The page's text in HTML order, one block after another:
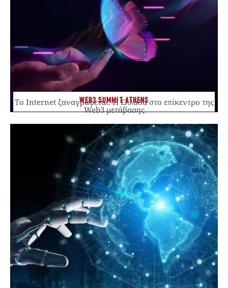
WEB3 SUMMIT ATHENS
Το Internet ξαναγράφεται. Η Ελλάδα στο επίκεντρο της
Web3 μετάβασης